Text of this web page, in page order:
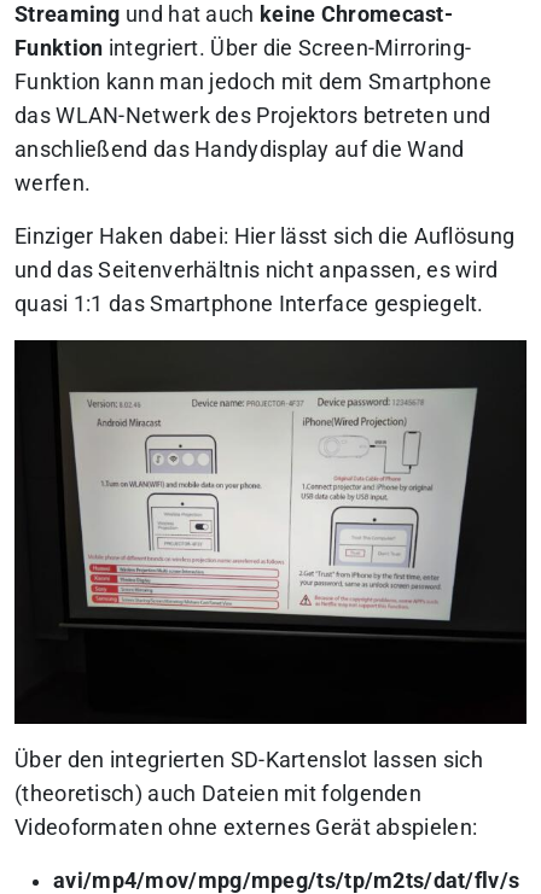
Streaming und hat auch keine Chromecast-
Funktion integriert. Über die Screen-Mirroring-
Funktion kann man jedoch mit dem Smartphone
das WLAN-Netwerk des Projektors betreten und
anschließend das Handydisplay auf die Wand
werfen.
Einziger Haken dabei: Hier lässt sich die Auflösung
und das Seitenverhältnis nicht anpassen, es wird
quasi 1:1 das Smartphone Interface gespiegelt.
Über den integrierten SD-Kartenslot lassen sich
(theoretisch) auch Dateien mit folgenden
Videoformaten ohne externes Gerät abspielen:
avi/mp4/mov/mpg/mpeg/ts/tp/m2ts/dat/flv/s